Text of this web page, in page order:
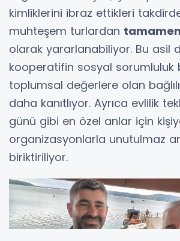
kimliklerini ibraz ettikleri
muhteşem turlardan
olarak yararlanabiliyor. Bu asil
kooperatifin sosyal sorumluluk
toplumsal değerlere olan
daha kanıtlıyor. Ayrıca evlilik
günü gibi en özel anlar için
organizasyonlarla unutulmaz
biriktiriliyor.